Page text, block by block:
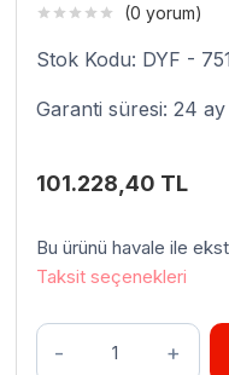
(0 yorum)
Stok Kodu: DYF -
Garanti süresi: 24 ay
101.228,40 TL
Bu ürünü havale ile
Taksit seçenekleri
Venarro